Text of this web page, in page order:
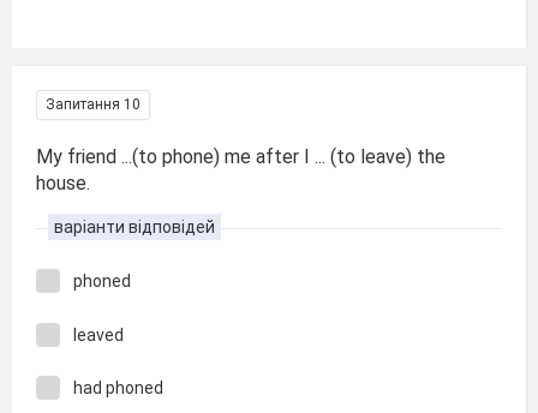
Запитання 10
My friend ...(to phone) me after I ... (to leave) the
house.
варіанти відповідей
phoned
leaved
had phoned